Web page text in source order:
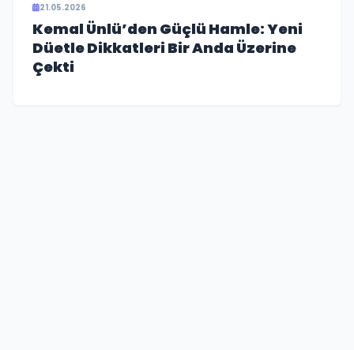
21.05.2026
Kemal Ünlü’den Güçlü Hamle: Yeni
Düetle Dikkatleri Bir Anda Üzerine
Çekti